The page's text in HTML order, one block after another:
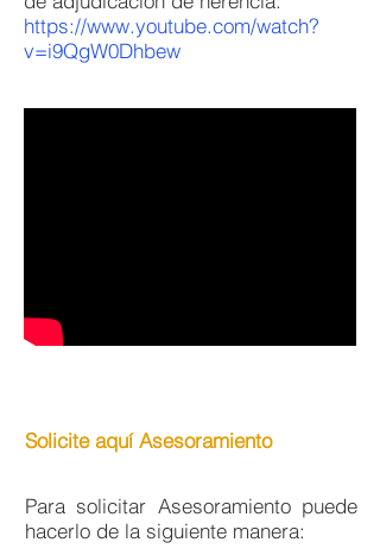
https://www.youtube.com/watch?
v=i9QgW0Dhbew
Solicite aquí Asesoramiento
Para solicitar Asesoramiento puede
hacerlo de la siguiente manera: